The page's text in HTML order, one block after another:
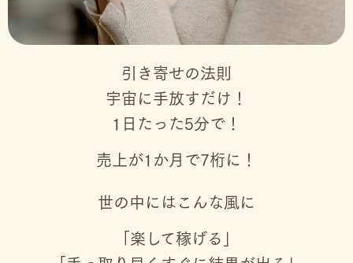
引き寄せの法則
宇宙に手放すだけ！
1日たった5分で！
売上が1か月で7桁に！
世の中にはこんな風に
「楽して稼げる」